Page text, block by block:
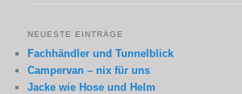
NEUESTE EINTRÄGE
Fachhändler und Tunnelblick
Campervan – nix für uns
Jacke wie Hose und Helm